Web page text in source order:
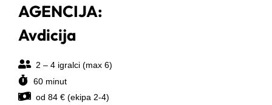
AGENCIJA:
Avdicija
2 – 4 igralci (max 6)
60 minut
od 84 € (ekipa 2-4)